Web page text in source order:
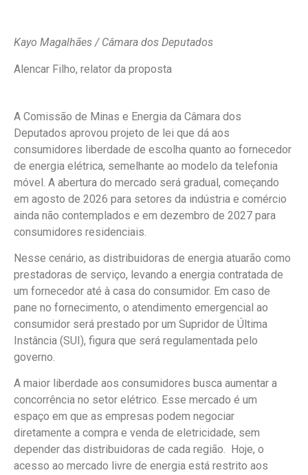
Kayo Magalhães / Câmara dos Deputados
Alencar Filho, relator da proposta
A Comissão de Minas e Energia da Câmara dos
Deputados aprovou projeto de lei que dá aos
consumidores liberdade de escolha quanto ao fornecedor
de energia elétrica, semelhante ao modelo da telefonia
móvel. A abertura do mercado será gradual, começando
em agosto de 2026 para setores da indústria e comércio
ainda não contemplados e em dezembro de 2027 para
consumidores residenciais.
Nesse cenário, as distribuidoras de energia atuarão como
prestadoras de serviço, levando a energia contratada de
um fornecedor até à casa do consumidor. Em caso de
pane no fornecimento, o atendimento emergencial ao
consumidor será prestado por um Supridor de Última
Instância (SUI), figura que será regulamentada pelo
governo.
A maior liberdade aos consumidores busca aumentar a
concorrência no setor elétrico. Esse mercado é um
espaço em que as empresas podem negociar
diretamente a compra e venda de eletricidade, sem
depender das distribuidoras de cada região. Hoje, o
acesso ao mercado livre de energia está restrito aos